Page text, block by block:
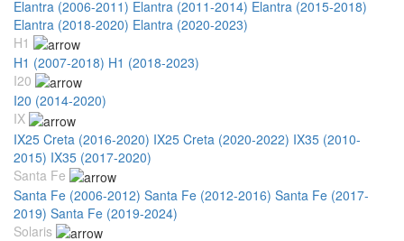
Elantra (2006-2011) Elantra (2011-2014) Elantra (2015-2018)
Elantra (2018-2020) Elantra (2020-2023)
H1
H1 (2007-2018) H1 (2018-2023)
I20
I20 (2014-2020)
IX
IX25 Creta (2016-2020) IX25 Creta (2020-2022) IX35 (2010-
2015) IX35 (2017-2020)
Santa Fe
Santa Fe (2006-2012) Santa Fe (2012-2016) Santa Fe (2017-
2019) Santa Fe (2019-2024)
Solaris